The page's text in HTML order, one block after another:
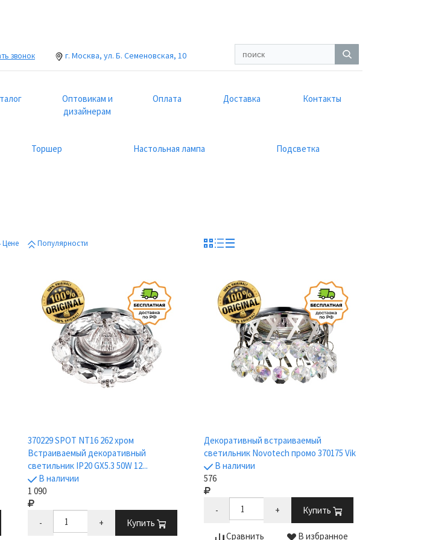
звонок г. Москва, ул. Б. Семеновская, 10
Оптовикам и
дизайнерам
Оплата Доставка Контакты
Торшер Настольная лампа Подсветка
Цене Популярности
370229 SPOT NT16 262 хром
Встраиваемый декоративный
светильник IP20 GX5.3 50W 12...
В наличии
1 090
- + Купить
Декоративный встраиваемый
светильник Novotech промо 370175 Vik
В наличии
576
- + Купить
Сравнить В избранное